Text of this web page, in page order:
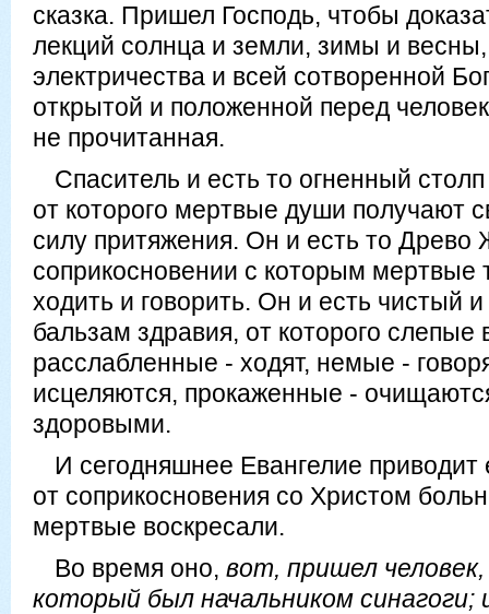
сказка. Пришел Господь, чтобы
лекций солнца и земли, зимы и
электричества и всей сотворенной
открытой и положенной перед
не прочитанная.
Спаситель и есть то огненный
от которого мертвые души получают
силу притяжения. Он и есть то Древо
соприкосновении с которым мертвые
ходить и говорить. Он и есть чистый
бальзам здравия, от которого слепые
расслабленные - ходят, немые -
исцеляются, прокаженные -
здоровыми.
И сегодняшнее Евангелие
от соприкосновения со Христом
мертвые воскресали.
Во время оно, вот, пришел
который был начальником синагоги;